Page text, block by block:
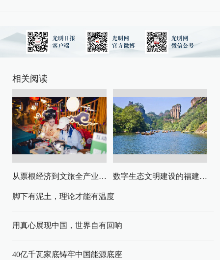
相关阅读
从票根经济到文旅全产业链升级 数字生态文明建设的福建路径与启示
脚下有泥土，理论才能有温度
用真心展现中国，世界自有回响
40亿千瓦家底铸牢中国能源底座